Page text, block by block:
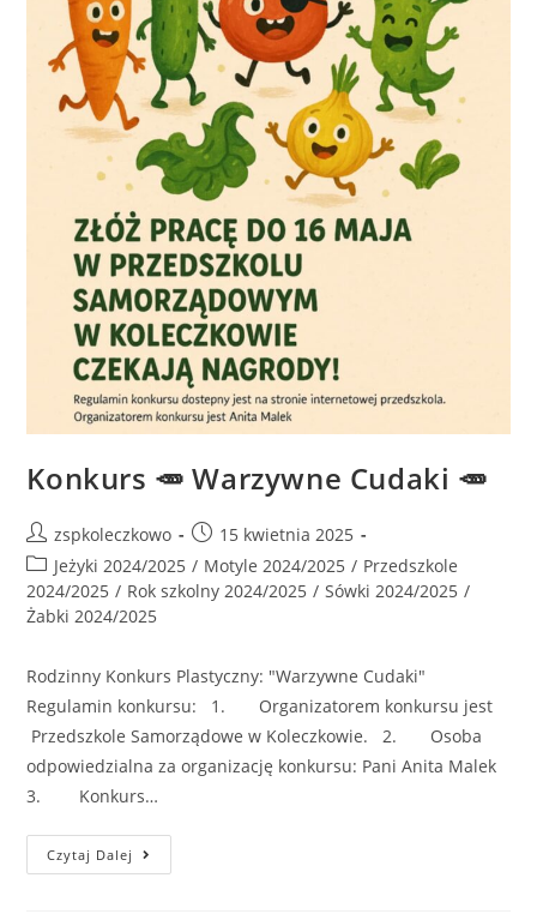
Konkurs 🥕 Warzywne Cudaki 🥕
zspkoleczkowo
15 kwietnia 2025
Jeżyki 2024/2025 / Motyle 2024/2025 / Przedszkole
2024/2025 / Rok szkolny 2024/2025 / Sówki 2024/2025 /
Żabki 2024/2025
Rodzinny Konkurs Plastyczny: "Warzywne Cudaki"
Regulamin konkursu: 1. Organizatorem konkursu jest
Przedszkole Samorządowe w Koleczkowie. 2. Osoba
odpowiedzialna za organizację konkursu: Pani Anita Malek
3. Konkurs…
Czytaj Dalej